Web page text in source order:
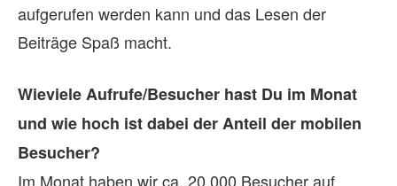
aufgerufen werden kann und das Lesen der
Beiträge Spaß macht.
Wie­viele Aufrufe/Besucher hast Du im Mo­nat
und wie hoch ist da­bei der An­teil der mo­bi­len
Be­su­cher?
Im Monat haben wir ca. 20.000 Besucher auf